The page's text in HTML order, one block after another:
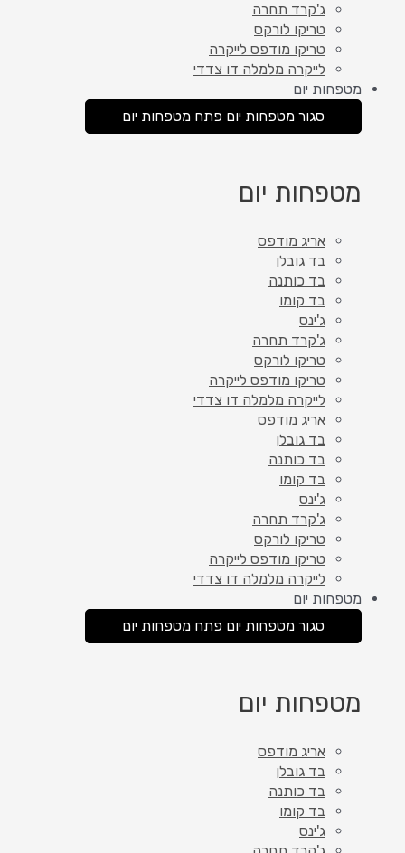
ג'קרד תחרה
טריקו לורקס
טריקו מודפס לייקרה
לייקרה מלמלה דו צדדי
מטפחות יום
סגור מטפחות יום פתח מטפחות יום
מטפחות יום
אריג מודפס
בד גובלן
בד כותנה
בד קומו
ג'ינס
ג'קרד תחרה
טריקו לורקס
טריקו מודפס לייקרה
לייקרה מלמלה דו צדדי
אריג מודפס
בד גובלן
בד כותנה
בד קומו
ג'ינס
ג'קרד תחרה
טריקו לורקס
טריקו מודפס לייקרה
לייקרה מלמלה דו צדדי
מטפחות יום
סגור מטפחות יום פתח מטפחות יום
מטפחות יום
אריג מודפס
בד גובלן
בד כותנה
בד קומו
ג'ינס